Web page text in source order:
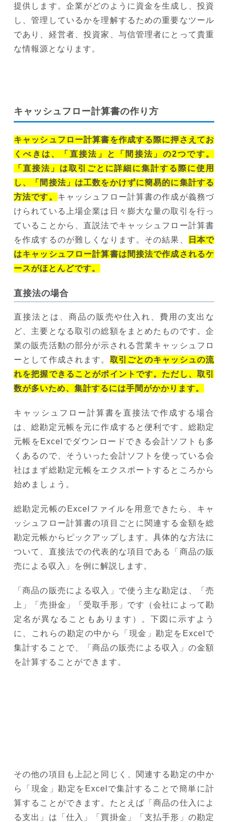
提供します。企業がどのように資金を生成し、投資
し、管理しているかを理解するための重要なツール
であり、経営者、投資家、与信管理者にとって貴重
な情報源となります。
キャッシュフロー計算書の作り方
キャッシュフロー計算書を作成する際に押さえてお
くべきは、「直接法」と「間接法」の2つです。
「直接法」は取引ごとに詳細に集計する際に使用
し、「間接法」は工数をかけずに簡易的に集計する
方法です。 キャッシュフロー計算書の作成が義務づ
けられている上場企業は日々膨大な量の取引を行っ
ていることから、直説法でキャッシュフロー計算書
を作成するのが難しくなります。その結果、
日本で
はキャッシュフロー計算書は間接法で作成されるケ
ースがほとんどです。
直接法の場合
直接法とは、商品の販売や仕入れ、費用の支出な
ど、主要となる取引の総額をまとめたものです。企
業の販売活動の部分が示される営業キャッシュフロ
ーとして作成されます。 取引ごとのキャッシュの流
れを把握できることがポイントです。ただし、取引
数が多いため、集計するには手間がかかります。
キャッシュフロー計算書を直接法で作成する場合
は、総勘定元帳を元に作成すると便利です。総勘定
元帳をExcelでダウンロードできる会計ソフトも多
くあるので、そういった会計ソフトを使っている会
社はまず総勘定元帳をエクスポートするところから
始めましょう。
総勘定元帳のExcelファイルを用意できたら、キャ
ッシュフロー計算書の項目ごとに関連する金額を総
勘定元帳からピックアップします。具体的な方法に
ついて、直接法での代表的な項目である「商品の販
売による収入」を例に解説します。
「商品の販売による収入」で使う主な勘定は、「売
上」「売掛金」「受取手形」です（会社によって勘
定名が異なることもあります）。下図に示すよう
に、これらの勘定の中から「現金」勘定をExcelで
集計することで、「商品の販売による収入」の金額
を計算することができます。
その他の項目も上記と同じく、関連する勘定の中か
ら「現金」勘定をExcelで集計することで簡単に計
算することができます。たとえば「商品の仕入によ
る支出」は「仕入」「買掛金」「支払手形」の勘定